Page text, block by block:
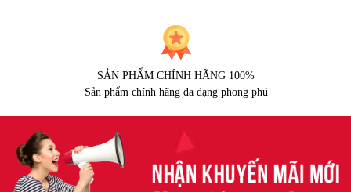
SẢN PHẨM CHÍNH HÃNG 100%
Sản phẩm chính hãng đa dạng phong phú